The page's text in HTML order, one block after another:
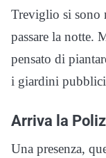
Treviglio si sono
passare la notte.
pensato di
i giardini
Arriva la
Una presenza,